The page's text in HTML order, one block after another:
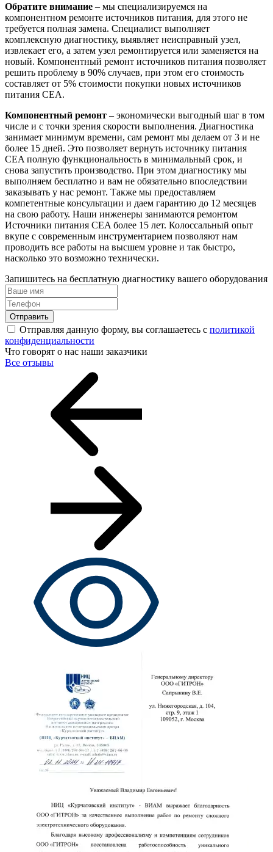
Обратите внимание – мы специализируемся на
компонентном ремонте источников питания, для этого не
требуется полная замена. Специалист выполняет
комплексную диагностику, выявляет неисправный узел,
извлекает его, а затем узел ремонтируется или заменяется на
новый. Компонентный ремонт источников питания позволяет
решить проблему в 90% случаев, при этом его стоимость
составляет от 5% стоимости покупки новых источников
питания CEA.
Компонентный ремонт – экономически выгодный шаг в том
числе и с точки зрения скорости выполнения. Диагностика
занимает минимум времени, сам ремонт мы делаем от 3 и не
более 15 дней. Это позволяет вернуть источнику питания
CEA полную функциональность в минимальный срок, и
снова запустить производство. При этом диагностику мы
выполняем бесплатно и вам не обязательно впоследствии
заказывать у нас ремонт. Также мы предоставляем
компетентные консультации и даем гарантию до 12 месяцев
на свою работу. Наши инженеры занимаются ремонтом
Источники питания CEA более 15 лет. Колоссальный опыт
вкупе с современным инструментарием позволяют нам
проводить все работы на высшем уровне и так быстро,
насколько это возможно технически.
Запишитесь на бесплатную диагностику вашего оборудования
Отправить
Отправляя данную форму, вы соглашаетесь с политикой
конфиденциальности
Что говорят о нас наши заказчики
Все отзывы